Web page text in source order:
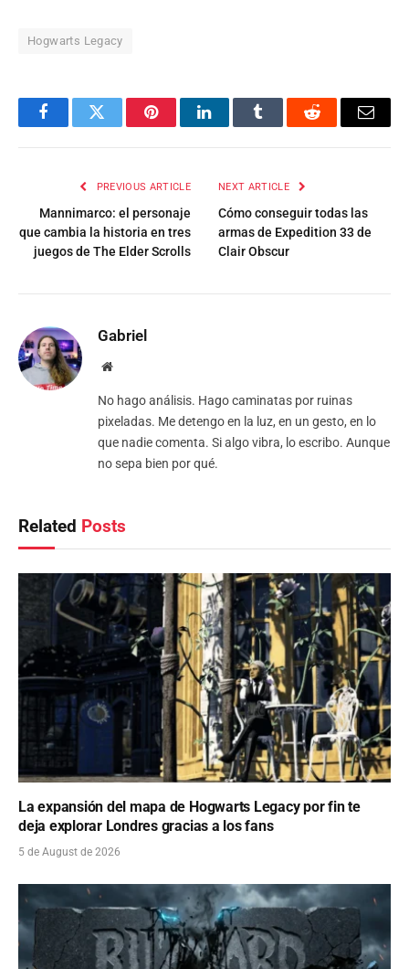
Hogwarts Legacy
FacebookTwitter PinterestLinkedInTumblr Reddit Email
PREVIOUS ARTICLE
Mannimarco: el personaje
que cambia la historia en tres
juegos de The Elder Scrolls
NEXT ARTICLE
Cómo conseguir todas las
armas de Expedition 33 de
Clair Obscur
Gabriel
Website
No hago análisis. Hago caminatas por ruinas
pixeladas. Me detengo en la luz, en un gesto, en lo
que nadie comenta. Si algo vibra, lo escribo. Aunque
no sepa bien por qué.
Related Posts
La expansión del mapa de Hogwarts Legacy por fin te
deja explorar Londres gracias a los fans
5 de August de 2026